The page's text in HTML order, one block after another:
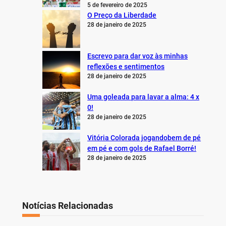
5 de fevereiro de 2025
O Preço da Liberdade
28 de janeiro de 2025
Escrevo para dar voz às minhas
reflexões e sentimentos
28 de janeiro de 2025
Uma goleada para lavar a alma: 4 x
0!
28 de janeiro de 2025
Vitória Colorada jogandobem de pé
em pé e com gols de Rafael Borré!
28 de janeiro de 2025
Notícias Relacionadas